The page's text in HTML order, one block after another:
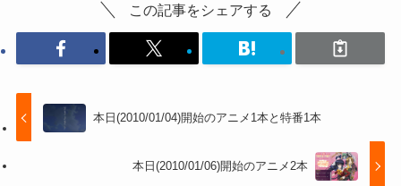
この記事をシェアする
本日(2010/01/04)開始のアニメ1本と特番1本
本日(2010/01/06)開始のアニメ2本